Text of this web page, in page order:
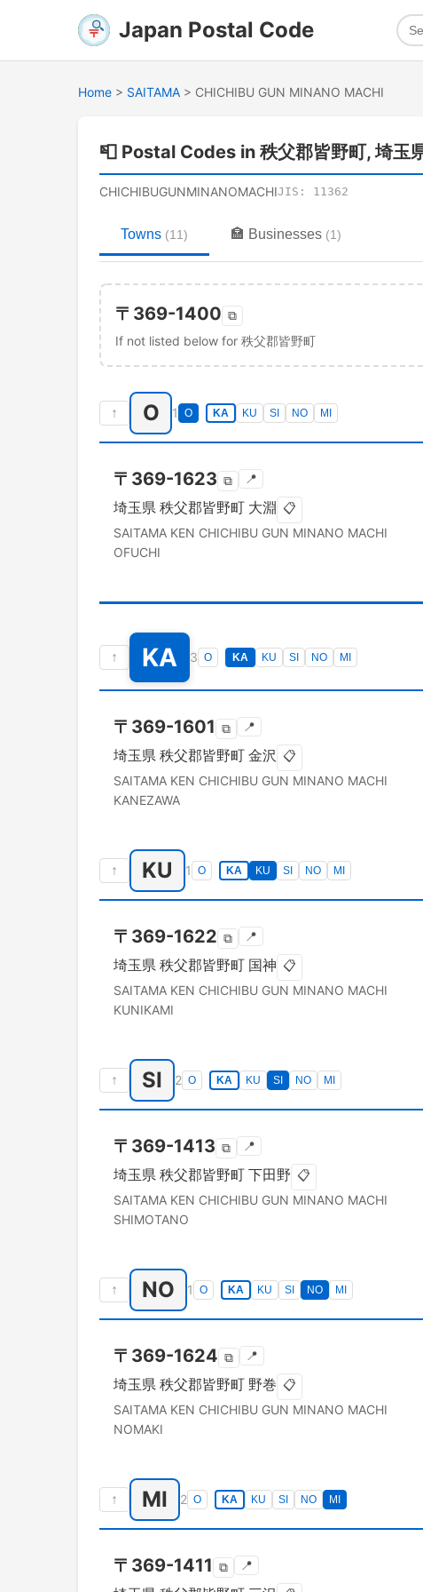
Japan Postal Code
Home > SAITAMA > CHICHIBU GUN MINANO MACHI
📮 Postal Codes in 秩父郡皆野町, 埼玉
CHICHIBUGUNMINANOMACHIJIS: 11362
Towns (11) 🏣 Businesses (1)
〒 369-1400 ⧉
If not listed below for 秩父郡皆野町
↑ O 1 O KA KU SI NO MI
〒 369-1623 ⧉ 📍
埼玉県 秩父郡皆野町 大淵 📋
SAITAMA KEN CHICHIBU GUN MINANO MACHI
OFUCHI
↑ KA 3 O KA KU SI NO MI
〒 369-1601 ⧉ 📍
埼玉県 秩父郡皆野町 金沢 📋
SAITAMA KEN CHICHIBU GUN MINANO MACHI
KANEZAWA
↑ KU 1 O KA KU SI NO MI
〒 369-1622 ⧉ 📍
埼玉県 秩父郡皆野町 国神 📋
SAITAMA KEN CHICHIBU GUN MINANO MACHI
KUNIKAMI
↑ SI 2 O KA KU SI NO MI
〒 369-1413 ⧉ 📍
埼玉県 秩父郡皆野町 下田野 📋
SAITAMA KEN CHICHIBU GUN MINANO MACHI
SHIMOTANO
↑ NO 1 O KA KU SI NO MI
〒 369-1624 ⧉ 📍
埼玉県 秩父郡皆野町 野巻 📋
SAITAMA KEN CHICHIBU GUN MINANO MACHI
NOMAKI
↑ MI 2 O KA KU SI NO MI
〒 369-1411 ⧉ 📍